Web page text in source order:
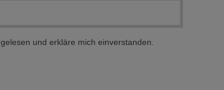
gelesen und erkläre mich einverstanden.